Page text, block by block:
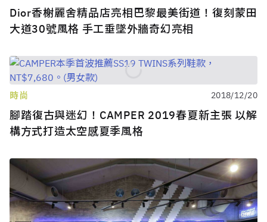
Dior香榭麗舍精品店亮相巴黎最美街道！復刻蒙田
大道30號風格 手工垂墜外牆奇幻亮相
時尚 2018/12/20
腳踏復古與迷幻！CAMPER 2019春夏新主張 以解
構方式打造太空感夏季風格